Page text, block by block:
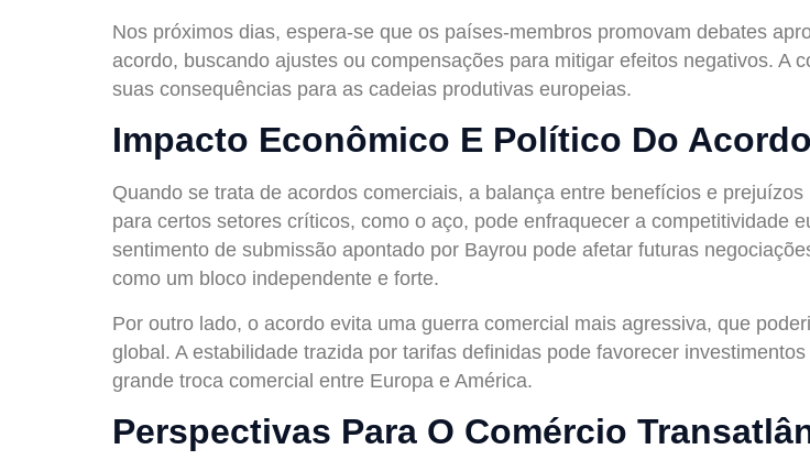
Nos próximos dias, espera-se que os países-membros promovam debates
acordo, buscando ajustes ou compensações para mitigar efeitos negativos. A
suas consequências para as cadeias produtivas europeias.
Impacto Econômico E Político Do Acordo
Quando se trata de acordos comerciais, a balança entre benefícios e
para certos setores críticos, como o aço, pode enfraquecer a competitividade
sentimento de submissão apontado por Bayrou pode afetar futuras
como um bloco independente e forte.
Por outro lado, o acordo evita uma guerra comercial mais agressiva, que
global. A estabilidade trazida por tarifas definidas pode favorecer
grande troca comercial entre Europa e América.
Perspectivas Para O Comércio